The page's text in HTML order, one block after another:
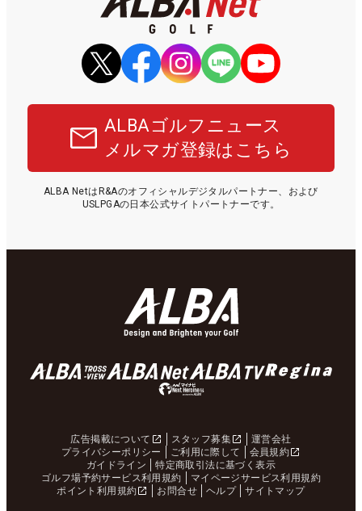
ALBAゴルフニュース
メルマガ登録はこちら
ALBA NetはR&Aのオフィシャルデジタルパートナー、および
USLPGAの日本公式サイトパートナーです。
広告掲載について スタッフ募集
運営会社
プライバシーポリシー
ご利用に際して
会員規約
ガイドライン
特定商取引法に基づく表示
ゴルフ場予約サービス利用規約
マイページサービス利用規約
ポイント利用規約
お問合せ ヘルプ サイトマップ